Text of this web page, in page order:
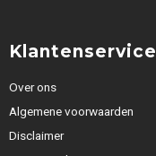
Klantenservice
Over ons
Algemene voorwaarden
Disclaimer